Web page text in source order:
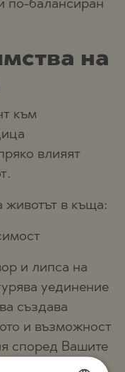
по-балансиран
на
към
влияят
животът в къща:
и липса на
уединение
създава
и възможност
според Вашите